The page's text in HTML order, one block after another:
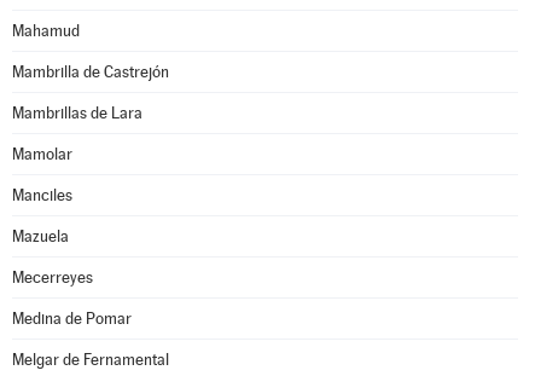
Mahamud
Mambrilla de Castrejón
Mambrillas de Lara
Mamolar
Manciles
Mazuela
Mecerreyes
Medina de Pomar
Melgar de Fernamental